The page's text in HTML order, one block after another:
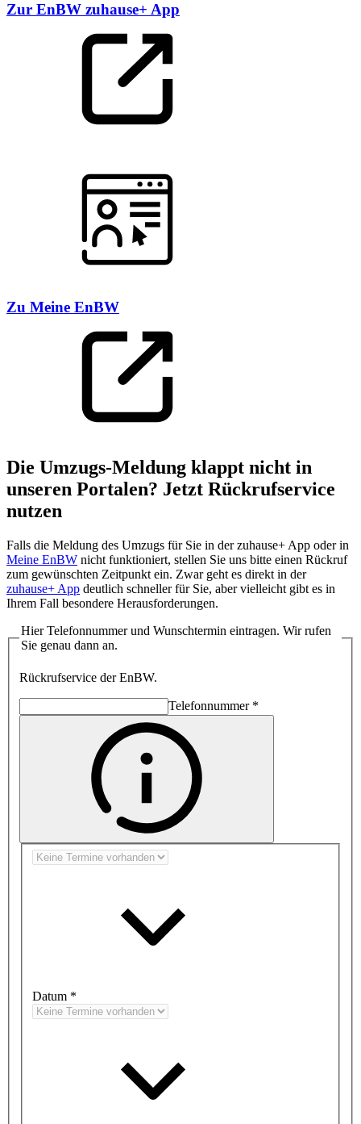
Zur EnBW zuhause+ App
Zu Meine EnBW
Die Umzugs-Meldung klappt nicht in
unseren Portalen? Jetzt Rückrufservice
nutzen
Falls die Meldung des Umzugs für Sie in der zuhause+ App oder in
Meine EnBW nicht funktioniert, stellen Sie uns bitte einen Rückruf
zum gewünschten Zeitpunkt ein. Zwar geht es direkt in der
zuhause+ App deutlich schneller für Sie, aber vielleicht gibt es in
Ihrem Fall besondere Herausforderungen.
Hier Telefonnummer und Wunschtermin eintragen. Wir rufen
Sie genau dann an.
Rückrufservice der EnBW.
Telefonnummer*
Datum *